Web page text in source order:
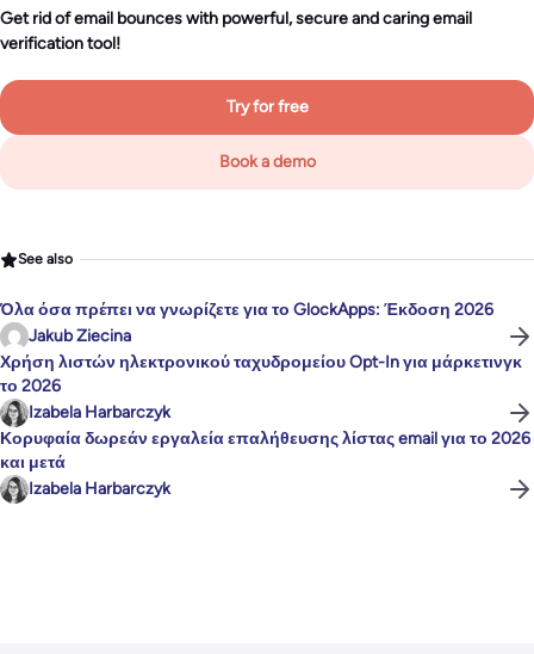
Get rid of email bounces with powerful, secure and caring email
verification tool!
Try for free
Book a demo
See also
Όλα όσα πρέπει να γνωρίζετε για το GlockApps: Έκδοση 2026
Jakub Ziecina
Χρήση λιστών ηλεκτρονικού ταχυδρομείου Opt-In για μάρκετινγκ
το 2026
Izabela Harbarczyk
Κορυφαία δωρεάν εργαλεία επαλήθευσης λίστας email για το 2026
και μετά
Izabela Harbarczyk